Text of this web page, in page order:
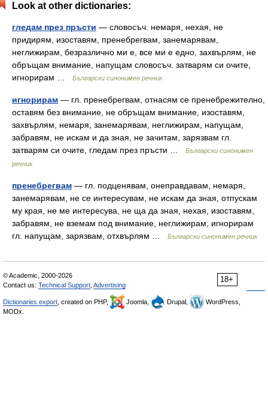
Look at other dictionaries:
гледам през пръсти — словосъч. немаря, нехая, не
придирям, изоставям, пренебрегвам, занемарявам,
неглижирам, безразлично ми е, все ми е едно, захвърлям, не
обръщам внимание, напущам словосъч. затварям си очите,
игнорирам …
Български синонимен речник
игнорирам — гл. пренебрегвам, отнасям се пренебрежително,
оставям без внимание, не обръщам внимание, изоставям,
захвърлям, немаря, занемарявам, неглижирам, напущам,
забравям, не искам и да зная, не зачитам, зарязвам гл.
затварям си очите, гледам през пръсти …
Български синонимен
речник
пренебрегвам — гл. подценявам, онеправдавам, немаря,
занемарявам, не се интересувам, не искам да зная, отпускам
му края, не ме интересува, не ща да зная, нехая, изоставям,
забравям, не вземам под внимание, неглижирам, игнорирам
гл. напущам, зарязвам, отхвърлям …
Български синонимен речник
18+
© Academic, 2000-2026
Contact us: Technical Support Advertising
Dictionaries export , created on PHP, Joomla, Drupal,
WordPress,
MODx.